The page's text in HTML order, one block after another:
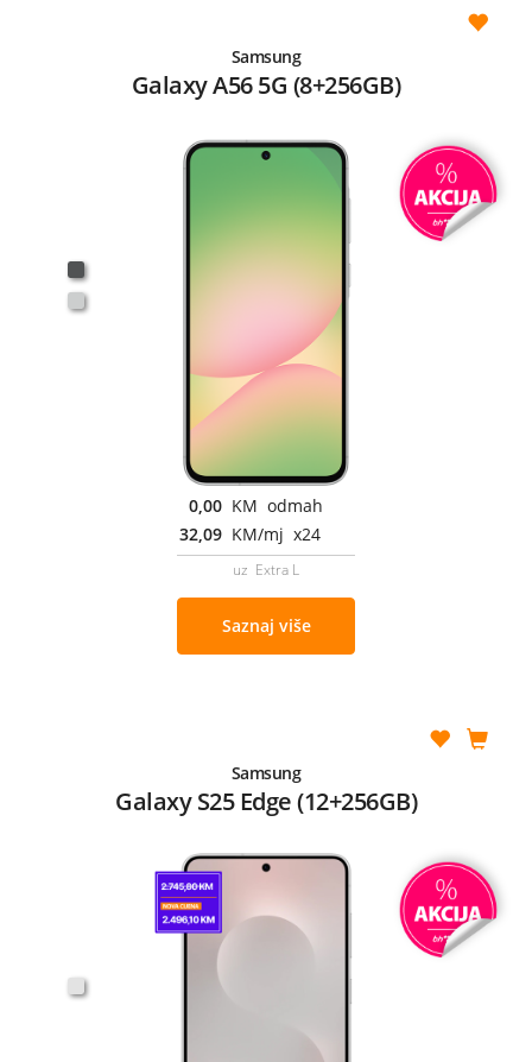
Samsung
Galaxy A56 5G (8+256GB)
0,00 KM odmah
32,09 KM/mj x24
uz Extra L
Saznaj više
Samsung
Galaxy S25 Edge (12+256GB)